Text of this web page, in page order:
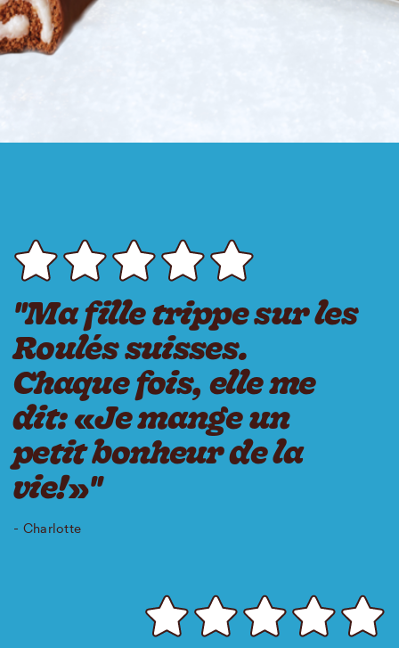
"Ma fille trippe sur les
Roulés suisses.
Chaque fois, elle me
dit: «Je mange un
petit bonheur de la
vie!»"
- Charlotte